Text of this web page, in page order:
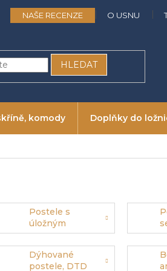
NAŠE RECENZE O USNU
HLEDAT
komody Doplňky do
Postele s
úložným
prostorem
Dýhované
postele, DTD